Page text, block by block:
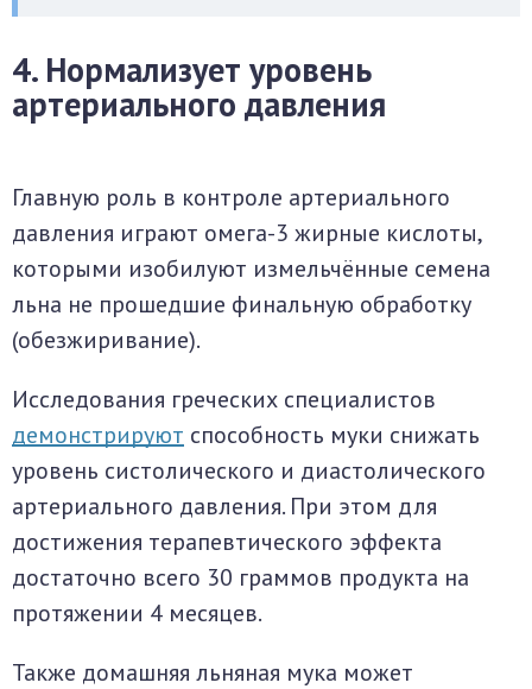
4. Нормализует уровень
артериального давления
Главную роль в контроле артериального
давления играют омега-3 жирные кислоты,
которыми изобилуют измельчённые семена
льна не прошедшие финальную обработку
(обезжиривание).
Исследования греческих специалистов
демонстрируют способность муки снижать
уровень систолического и диастолического
артериального давления. При этом для
достижения терапевтического эффекта
достаточно всего 30 граммов продукта на
протяжении 4 месяцев.
Также домашняя льняная мука может